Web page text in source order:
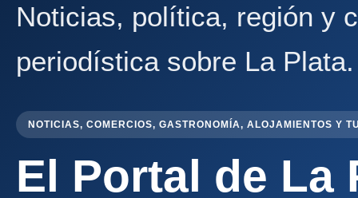
Noticias, política, región y
periodística sobre La Plata.
NOTICIAS, COMERCIOS, GASTRONOMÍA, ALOJAMIENTOS Y
El Portal de La